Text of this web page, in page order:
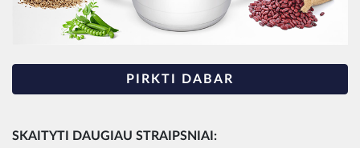
PIRKTI DABAR
SKAITYTI DAUGIAU STRAIPSNIAI: